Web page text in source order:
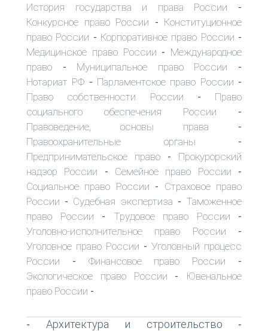
История государства и права России -
Конкурсное право России - Конституционное
право России - Корпоративное право России -
Медицинское право России - Международное
право - Муниципальное право России -
Нотариат РФ - Парламентское право России -
Право собственности России - Право
социального обеспечения России -
Правоведение, основы права -
Правоохранительные органы -
Предпринимательское право - Прокурорский
надзор России - Семейное право России -
Социальное право России - Страховое право
России - Судебная экспертиза - Таможенное
право России - Трудовое право России -
Уголовно-исполнительное право России -
Уголовное право России - Уголовный процесс
России - Финансовое право России -
Экологическое право России -
Ювенальное
право России -
- Архитектура и строительство -